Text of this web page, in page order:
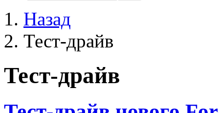
Назад
Тест-драйв
Тест-драйв